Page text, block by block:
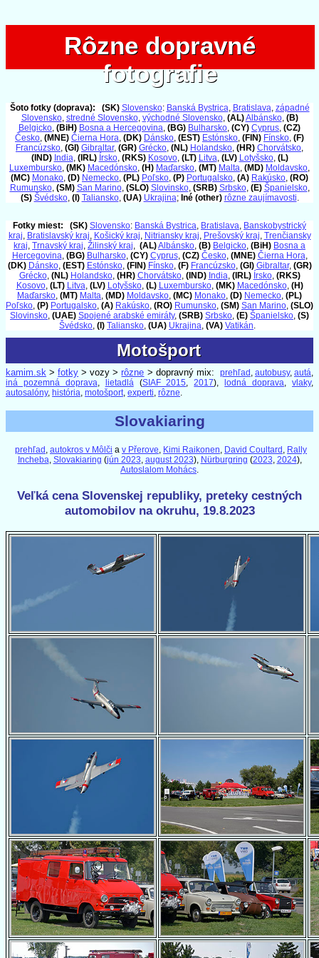
Rôzne dopravné
fotografie
Rôzne dopravné
fotografie
Šoto fotky (doprava): (SK) Slovensko: Banská Bystrica, Bratislava, západné
Slovensko, stredné Slovensko, východné Slovensko, (AL)Albánsko, (B)
Belgicko, (BiH) Bosna a Hercegovina, (BG) Bulharsko, (CY) Cyprus, (CZ)
Česko, (MNE) Čierna Hora, (DK) Dánsko, (EST) Estónsko, (FIN) Fínsko, (F)
Francúzsko, (GI) Gibraltar, (GR) Grécko, (NL) Holandsko, (HR) Chorvátsko,
(IND) India, (IRL) Írsko, (RKS) Kosovo, (LT) Litva, (LV) Lotyšsko, (L)
Luxembursko, (MK) Macedónsko, (H) Maďarsko, (MT) Malta, (MD) Moldavsko,
(MC) Monako, (D) Nemecko, (PL) Poľsko, (P) Portugalsko, (A) Rakúsko, (RO)
Rumunsko, (SM) San Marino, (SLO) Slovinsko, (SRB) Srbsko, (E) Španielsko,
(S) Švédsko, (I) Taliansko, (UA) Ukrajina; Iné (other) rôzne zaujímavosti.
Fotky miest: (SK) Slovensko: Banská Bystrica, Bratislava, Banskobystrický
kraj, Bratislavský kraj, Košický kraj, Nitriansky kraj, Prešovský kraj, Trenčiansky
kraj, Trnavský kraj, Žilinský kraj, (AL)Albánsko, (B) Belgicko, (BiH) Bosna a
Hercegovina, (BG) Bulharsko, (CY) Cyprus, (CZ) Česko, (MNE) Čierna Hora,
(DK) Dánsko, (EST) Estónsko, (FIN) Fínsko, (F) Francúzsko, (GI) Gibraltar, (GR)
Grécko, (NL) Holandsko, (HR) Chorvátsko, (IND) India, (IRL) Írsko, (RKS)
Kosovo, (LT) Litva, (LV) Lotyšsko, (L) Luxembursko, (MK) Macedónsko, (H)
Maďarsko, (MT) Malta, (MD) Moldavsko, (MC) Monako, (D) Nemecko, (PL)
Poľsko, (P) Portugalsko, (A) Rakúsko, (RO) Rumunsko, (SM) San Marino, (SLO)
Slovinsko, (UAE) Spojené arabské emiráty, (SRB) Srbsko, (E) Španielsko, (S)
Švédsko, (I) Taliansko, (UA) Ukrajina, (VA) Vatikán.
Motošport
Motošport
kamim.sk >fotky > vozy >rôzne > dopravný mix: prehľad , autobusy,autá,
iná pozemná doprava, lietadlá(SIAF 2015,2017), lodná doprava,vlaky,
autosalóny, história, motošport, experti, rôzne.
Slovakiaring
prehľad , autokros v Môlči a v Přerove, Kimi Raikonen, David Coultard , Rally
Incheba, Slovakiaring (jún 2023, august 2023), Nürburgring (2023, 2024),
Autoslalom Mohács.
Veľká cena Slovenskej republiky, preteky cestných
automobilov na okruhu, 19.8.2023